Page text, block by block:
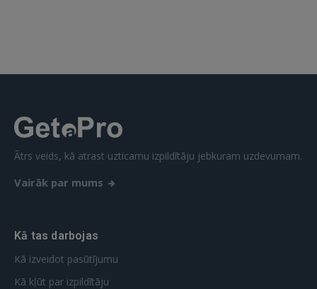
FACEBOOK
 Sign in with Apple
Vēl neesat reģistrējies?
Ātrs veids, kā atrast uzticamu izpildītāju jebkuram uzdevumam.
Vairāk par mums
Kā tas darbojas
Kā izveidot pasūtījumu
Kā kļūt par izpildītāju